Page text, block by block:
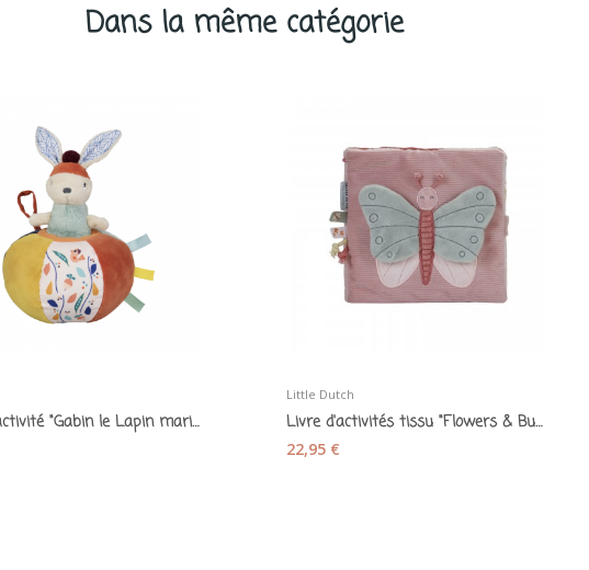
Dans la même catégorie
Balle d'activité "Gabin le Lapin marionnette"
Little Dutch
Livre d'activités tissu "Flowers & Butterflies"...
22,95 €